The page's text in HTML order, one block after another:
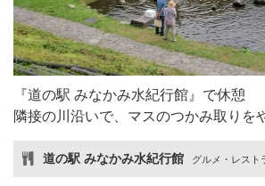
『道の駅 みなかみ水紀行館』で休憩
隣接の川沿いで、マスのつかみ取りを
道の駅 みなかみ水紀行館 グルメ・レスト